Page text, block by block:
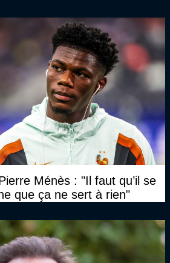
Ménès : "Il faut qu’il se
que ça ne sert à rien"